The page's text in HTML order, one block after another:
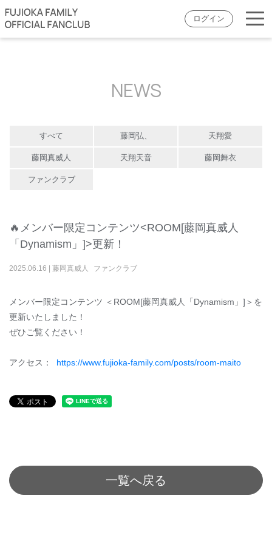
ログイン
NEWS
すべて 藤岡弘、 天翔愛
藤岡真威人 天翔天音 藤岡舞衣
ファンクラブ
🔥メンバー限定コンテンツ<ROOM[藤岡真威人
「Dynamism」]>更新！
2025.06.16 藤岡真威人 ファンクラブ
メンバー限定コンテンツ ＜ROOM[藤岡真威人「Dynamism」]＞を
更新いたしました！
ぜひご覧ください！
アクセス： https://www.fujioka-family.com/posts/room-maito
一覧へ戻る